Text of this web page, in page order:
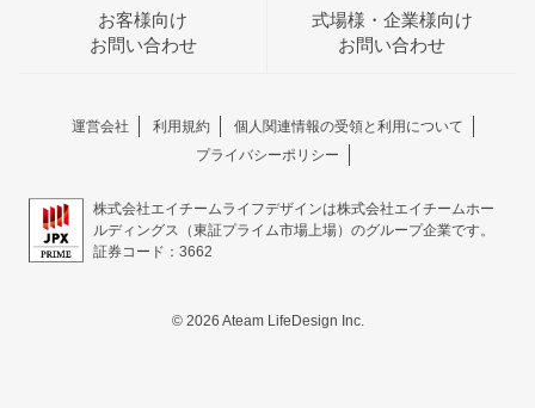
お客様向け
お問い合わせ
式場様・企業様向け
お問い合わせ
運営会社 利用規約
個人関連情報の受領と利用について
プライバシーポリシー
株式会社エイチームライフデザインは株式会社エイチームホー
ルディングス（東証プライム市場上場）のグループ企業です。
証券コード：3662
© 2026 Ateam LifeDesign Inc.